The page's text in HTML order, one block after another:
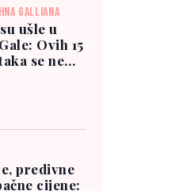
GALLIANA
ušle u
Ovih 15
se ne
predivne
cijene: